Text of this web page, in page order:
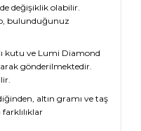
değişiklik olabilir.
bulunduğunuz
kutu ve Lumi Diamond
gönderilmektedir.
altın gramı ve taş